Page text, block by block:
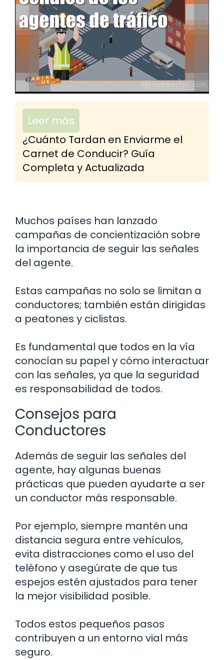
Leer más
¿Cuánto Tardan en Enviarme el
Carnet de Conducir? Guía
Completa y Actualizada
Muchos países han lanzado
campañas de concientización sobre
la importancia de seguir las señales
del agente.
Estas campañas no solo se limitan a
conductores; también están dirigidas
a peatones y ciclistas.
Es fundamental que todos en la vía
conocían su papel y cómo interactuar
con las señales, ya que la seguridad
es responsabilidad de todos.
Consejos para
Conductores
Además de seguir las señales del
agente, hay algunas buenas
prácticas que pueden ayudarte a ser
un conductor más responsable.
Por ejemplo, siempre mantén una
distancia segura entre vehículos,
evita distracciones como el uso del
teléfono y asegúrate de que tus
espejos estén ajustados para tener
la mejor visibilidad posible.
Todos estos pequeños pasos
contribuyen a un entorno vial más
seguro.